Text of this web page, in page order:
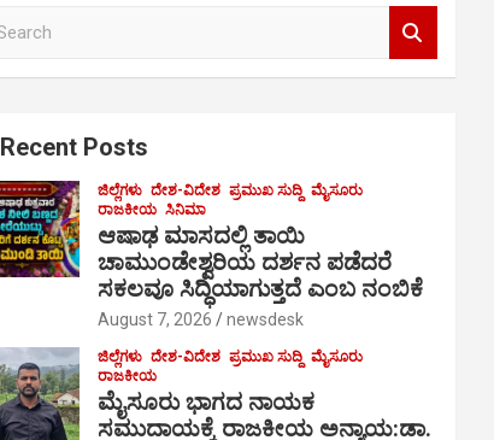
Recent Posts
ಜಿಲ್ಲೆಗಳು ದೇಶ-ವಿದೇಶ ಪ್ರಮುಖ ಸುದ್ದಿ ಮೈಸೂರು
ರಾಜಕೀಯ ಸಿನಿಮಾ
ಆಷಾಢ ಮಾಸದಲ್ಲಿ ತಾಯಿ
ಚಾಮುಂಡೇಶ್ವರಿಯ ದರ್ಶನ ಪಡೆದರೆ
ಸಕಲವೂ ಸಿದ್ಧಿಯಾಗುತ್ತದೆ ಎಂಬ ನಂಬಿಕೆ
August 7, 2026 newsdesk
ಜಿಲ್ಲೆಗಳು ದೇಶ-ವಿದೇಶ ಪ್ರಮುಖ ಸುದ್ದಿ ಮೈಸೂರು
ರಾಜಕೀಯ
ಮೈಸೂರು ಭಾಗದ ನಾಯಕ
ಸಮುದಾಯಕ್ಕೆ ರಾಜಕೀಯ ಅನ್ಯಾಯ:ಡಾ.